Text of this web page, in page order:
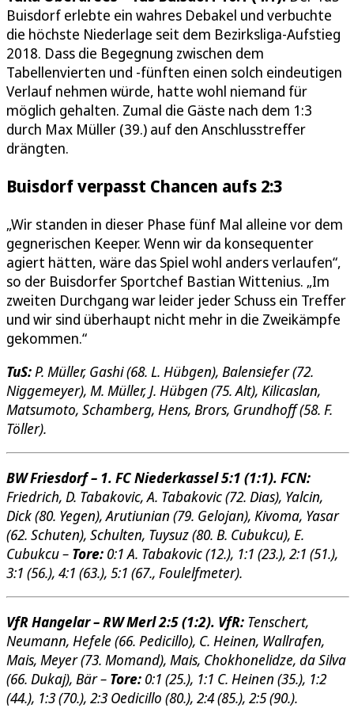
Buisdorf erlebte ein wahres Debakel und verbuchte
die höchste Niederlage seit dem Bezirksliga-Aufstieg
2018. Dass die Begegnung zwischen dem
Tabellenvierten und -fünften einen solch eindeutigen
Verlauf nehmen würde, hatte wohl niemand für
möglich gehalten. Zumal die Gäste nach dem 1:3
durch Max Müller (39.) auf den Anschlusstreffer
drängten.
Buisdorf verpasst Chancen aufs 2:3
„Wir standen in dieser Phase fünf Mal alleine vor dem
gegnerischen Keeper. Wenn wir da konsequenter
agiert hätten, wäre das Spiel wohl anders verlaufen“,
so der Buisdorfer Sportchef Bastian Wittenius. „Im
zweiten Durchgang war leider jeder Schuss ein Treffer
und wir sind überhaupt nicht mehr in die Zweikämpfe
gekommen.“
TuS: P. Müller, Gashi (68. L. Hübgen), Balensiefer (72.
Niggemeyer), M. Müller, J. Hübgen (75. Alt), Kilicaslan,
Matsumoto, Schamberg, Hens, Brors, Grundhoff (58. F.
Töller).
BW Friesdorf – 1. FC Niederkassel 5:1 (1:1). FCN:
Friedrich, D. Tabakovic, A. Tabakovic (72. Dias), Yalcin,
Dick (80. Yegen), Arutiunian (79. Gelojan), Kivoma, Yasar
(62. Schuten), Schulten, Tuysuz (80. B. Cubukcu), E.
Cubukcu – Tore: 0:1 A. Tabakovic (12.), 1:1 (23.), 2:1 (51.),
3:1 (56.), 4:1 (63.), 5:1 (67., Foulelfmeter).
VfR Hangelar – RW Merl 2:5 (1:2). VfR: Tenschert,
Neumann, Hefele (66. Pedicillo), C. Heinen, Wallrafen,
Mais, Meyer (73. Momand), Mais, Chokhonelidze, da Silva
(66. Dukaj), Bär – Tore: 0:1 (25.), 1:1 C. Heinen (35.), 1:2
(44.), 1:3 (70.), 2:3 Oedicillo (80.), 2:4 (85.), 2:5 (90.).